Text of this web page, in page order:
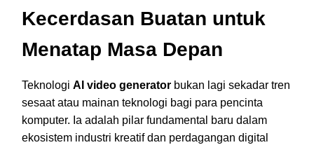
Kecerdasan Buatan untuk
Menatap Masa Depan
Teknologi AI video generator bukan lagi sekadar tren
sesaat atau mainan teknologi bagi para pencinta
komputer. Ia adalah pilar fundamental baru dalam
ekosistem industri kreatif dan perdagangan digital